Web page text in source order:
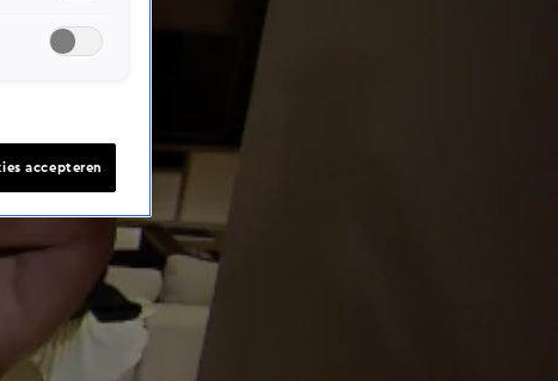
accepteren